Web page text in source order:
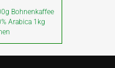
Bohnenkaffee
Arabica 1kg